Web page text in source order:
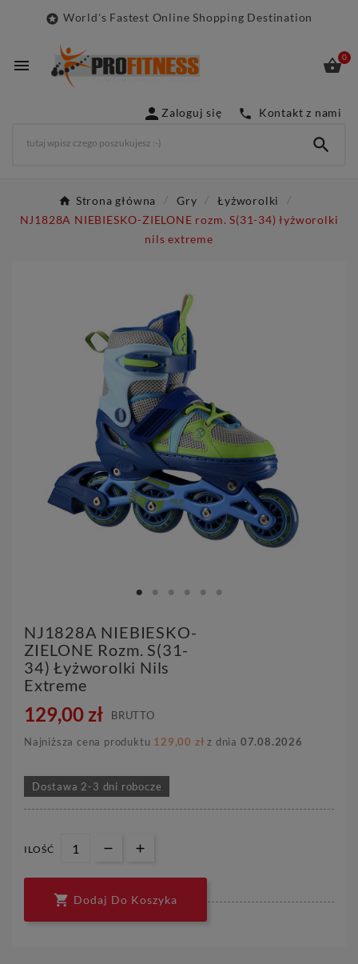
 World's Fastest Online Shopping Destination
 0
 Zaloguj się  Kontakt z nami

Strona główna Gry
Łyżworolki
NJ1828A NIEBIESKO-ZIELONE rozm. S(31-34) łyżworolki
nils extreme
NJ1828A NIEBIESKO-
ZIELONE Rozm. S(31-
34) Łyżworolki Nils
Extreme
129,00 zł BRUTTO
Najniższa cena produktu 129,00 zł z dnia 07.08.2026
Dostawa 2-3 dni robocze
ILOŚĆ
 Dodaj Do Koszyka